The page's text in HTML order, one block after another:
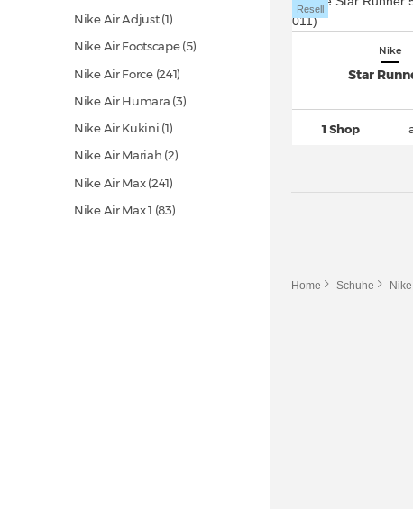
Nike Air Adjust (1)
Nike Air Footscape (5)
Nike Air Force(241)
Nike Air Humara (3)
Nike Air Kukini (1)
Nike Air Mariah (2)
Nike Air Max(241)
Nike Air Max 1 (83)
Nike
Star
1 Shop
Resell
Home Schuhe Nike